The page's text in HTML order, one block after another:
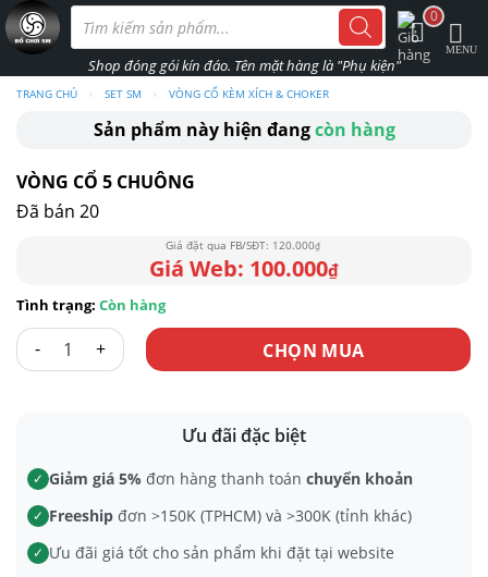
Skip
to
Tìm
kiếm
phẩm
TRANG CHỦ › SET SM › VÒNG CỔ KÈM XÍCH & CHOKER
Sản phẩm này hiện đangcòn hàng
VÒNG CỔ 5 CHUÔNG
Đã bán 20
120.000₫
100.000₫
Còn hàng
VÒNG CỔ 5 CHUÔNG số lượng CHỌN MUA
Ưu đãi đặc biệt
✓ Giảm giá 5% đơn hàng thanh toán chuyển khoản
✓ Freeship đơn >150K (TPHCM) và >300K (tỉnh khác)
✓ Ưu đãi giá tốt cho sản phẩm khi đặt tại website
0